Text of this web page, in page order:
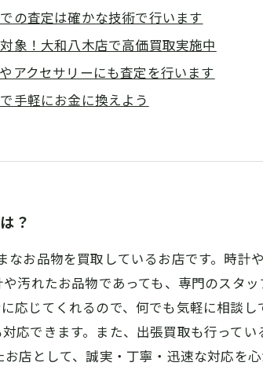
の査定は確かな技術で行います
象！大和八木店で高価買取実施中
アクセサリーにも査定を行います
手軽にお金に換えよう
？
お品物を買取しているお店です。時計
汚れたお品物であっても、専門のスタ
応じてくれるので、何でも気軽に相談
応できます。また、出張買取も行って
店として、誠実・丁寧・迅速な対応を